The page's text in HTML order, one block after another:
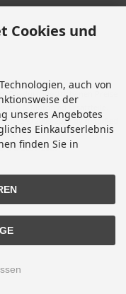
. Die durchgestrichenen Preise
& Motorrad Ersatzteile.
© 2009-2026 by modified
© 2009-2026
Cookies und
auch von
der
unseres Angebotes
Einkaufserlebnis
finden Sie in